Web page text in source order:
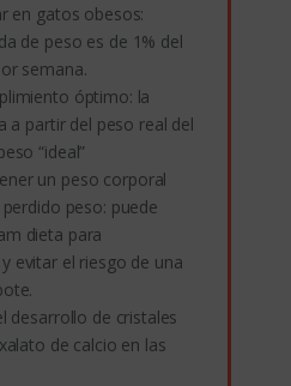
en gatos obesos:
de peso es de 1% del
semana.
óptimo: la
a partir del peso real del
“ideal”
un peso corporal
peso: puede
dieta para
evitar el riesgo de una
desarrollo de cristales
de calcio en las